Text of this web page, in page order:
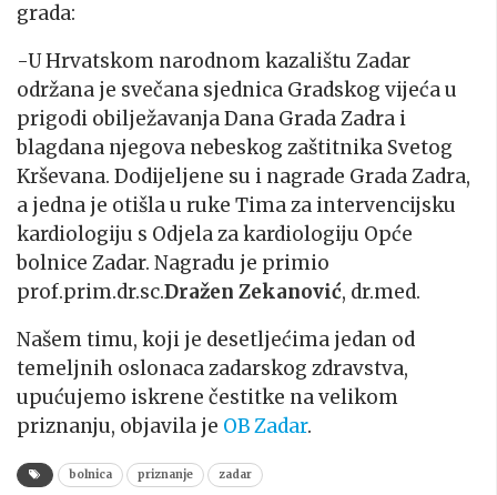
grada:
-U Hrvatskom narodnom kazalištu Zadar
održana je svečana sjednica Gradskog vijeća u
prigodi obilježavanja Dana Grada Zadra i
blagdana njegova nebeskog zaštitnika Svetog
Krševana. Dodijeljene su i nagrade Grada Zadra,
a jedna je otišla u ruke Tima za intervencijsku
kardiologiju s Odjela za kardiologiju Opće
bolnice Zadar. Nagradu je primio
prof.prim.dr.sc.Dražen Zekanović, dr.med.
Našem timu, koji je desetljećima jedan od
temeljnih oslonaca zadarskog zdravstva,
upućujemo iskrene čestitke na velikom
priznanju, objavila je OB Zadar.
bolnica priznanje zadar